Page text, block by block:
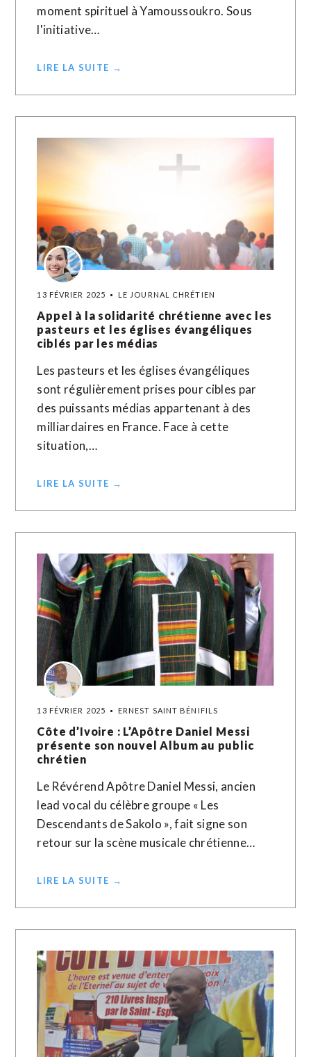
moment spirituel à Yamoussoukro. Sous
l'initiative…
LIRE LA SUITE →
13 FÉVRIER 2025 LE JOURNAL CHRÉTIEN
Appel à la solidarité chrétienne avec les
pasteurs et les églises évangéliques
ciblés par les médias
Les pasteurs et les églises évangéliques
sont régulièrement prises pour cibles par
des puissants médias appartenant à des
milliardaires en France. Face à cette
situation,…
LIRE LA SUITE →
13 FÉVRIER 2025 ERNEST SAINT BÉNIFILS
Côte d’Ivoire : L’Apôtre Daniel Messi
présente son nouvel Album au public
chrétien
Le Révérend Apôtre Daniel Messi, ancien
lead vocal du célèbre groupe « Les
Descendants de Sakolo », fait signe son
retour sur la scène musicale chrétienne…
LIRE LA SUITE →